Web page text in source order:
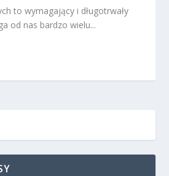
to wymagający i długotrwały
od nas bardzo wielu...